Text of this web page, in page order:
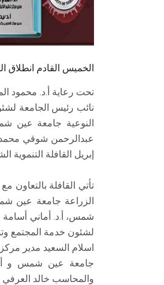
الخميس القادم انطلاق
تحت رعاية أ.د. محمود
نائب رئيس الجامعة
النوعية جامعة عين
إبريل القافلة التنموية
تأتي القافلة بالتعاون
الزراعة جامعة عين
شمس، أ.د. أماني أسامة
لشئون خدمة المجتمع
اسلام السعيد مدير
جامعة عين شمس و
والمحاسب خالد